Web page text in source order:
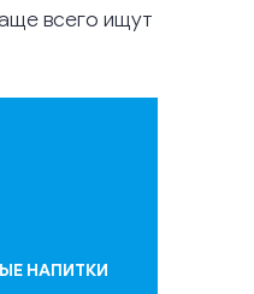
всего ищут
НАПИТКИ